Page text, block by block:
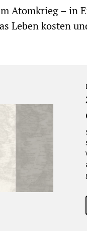
Atomkrieg – in
Leben kosten